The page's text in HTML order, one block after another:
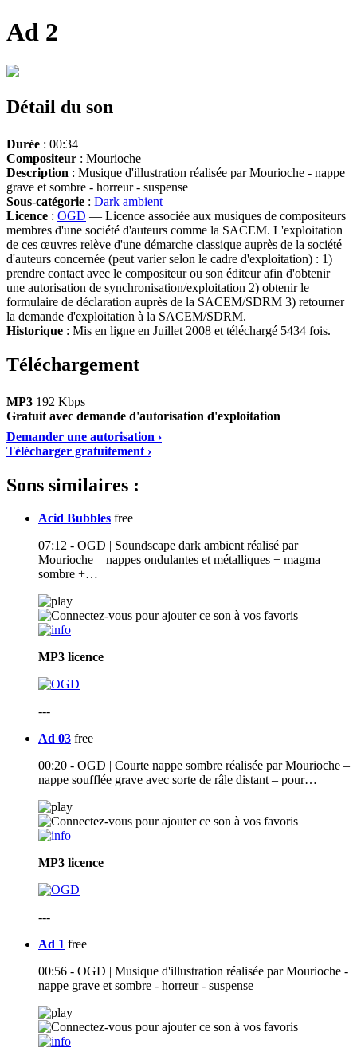
Ad 2
Détail du son
Durée : 00:34
Compositeur : Mourioche
Description : Musique d'illustration réalisée par Mourioche - nappe
grave et sombre - horreur - suspense
Sous-catégorie : Dark ambient
Licence : OGD — Licence associée aux musiques de compositeurs
membres d'une société d'auteurs comme la SACEM. L'exploitation
de ces œuvres relève d'une démarche classique auprès de la société
d'auteurs concernée (peut varier selon le cadre d'exploitation) : 1)
prendre contact avec le compositeur ou son éditeur afin d'obtenir
une autorisation de synchronisation/exploitation 2) obtenir le
formulaire de déclaration auprès de la SACEM/SDRM 3) retourner
la demande d'exploitation à la SACEM/SDRM.
Historique : Mis en ligne en Juillet 2008 et téléchargé 5434 fois.
Téléchargement
MP3 192 Kbps
Gratuit avec demande d'autorisation d'exploitation
Demander une autorisation ›
Télécharger gratuitement ›
Sons similaires :
Acid Bubbles free
07:12 - OGD | Soundscape dark ambient réalisé par
Mourioche – nappes ondulantes et métalliques + magma
sombre +…
MP3 licence
---
Ad 03 free
00:20 - OGD | Courte nappe sombre réalisée par Mourioche –
nappe soufflée grave avec sorte de râle distant – pour…
MP3 licence
---
Ad 1 free
00:56 - OGD | Musique d'illustration réalisée par Mourioche -
nappe grave et sombre - horreur - suspense